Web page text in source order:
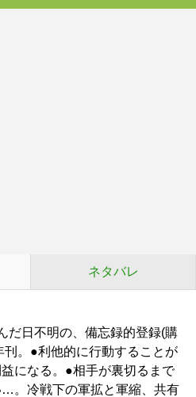
ネタバレ
だ日不明の、備忘録的登録(購
。●利他的に行動することが
になる。●相手が裏切るまで
。冷戦下の軍拡と軍縮、共有